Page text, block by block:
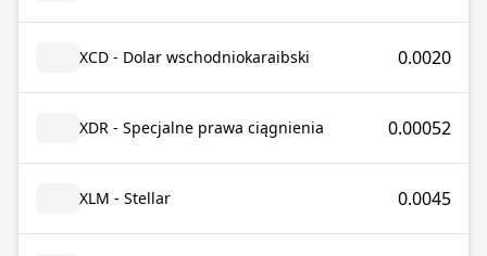
XCD - Dolar wschodniokaraibski 0.0020
XDR - Specjalne prawa ciągnienia 0.00052
XLM - Stellar 0.0045